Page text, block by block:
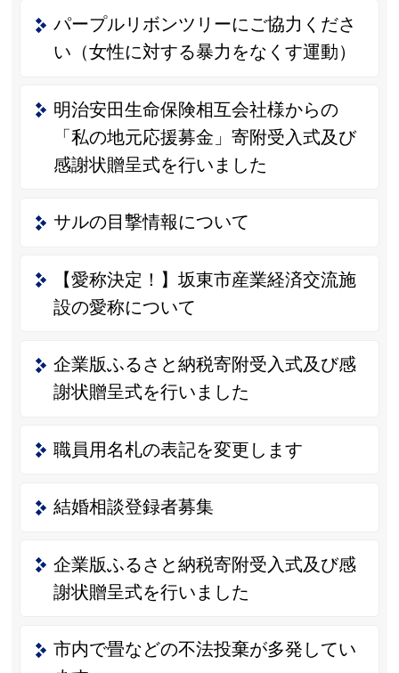
パープルリボンツリーにご協力くださ
い（女性に対する暴力をなくす運動）
明治安田生命保険相互会社様からの
「私の地元応援募金」寄附受入式及び
感謝状贈呈式を行いました
サルの目撃情報について
【愛称決定！】坂東市産業経済交流施
設の愛称について
企業版ふるさと納税寄附受入式及び感
謝状贈呈式を行いました
職員用名札の表記を変更します
結婚相談登録者募集
企業版ふるさと納税寄附受入式及び感
謝状贈呈式を行いました
市内で畳などの不法投棄が多発してい